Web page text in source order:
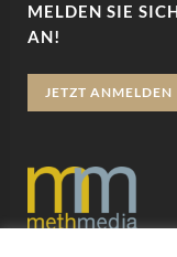
MELDEN SIE
AN!
JETZT ANMELDEN